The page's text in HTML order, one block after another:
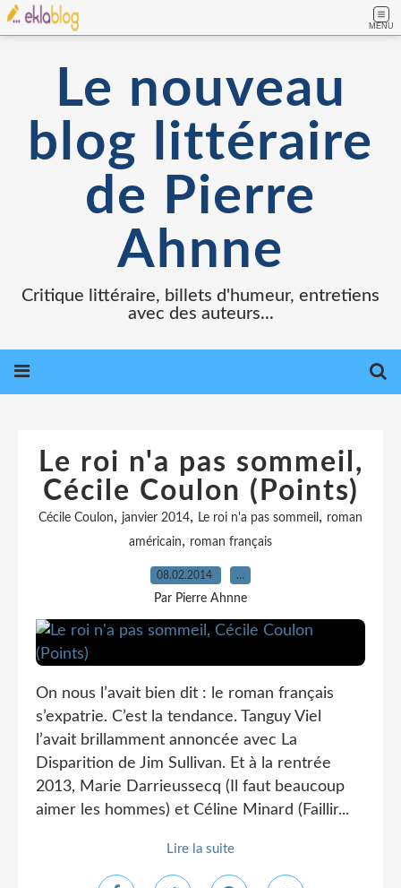
MENU
Le nouveau
blog littéraire
de Pierre
Ahnne
Critique littéraire, billets d'humeur, entretiens
avec des auteurs...
Le roi n'a pas sommeil,
Cécile Coulon (Points)
Cécile Coulon, janvier 2014, Le roi n'a pas sommeil , roman
américain, roman français
08.02.2014 …
Par Pierre Ahnne
On nous l’avait bien dit : le roman français
s’expatrie. C’est la tendance. Tanguy Viel
l’avait brillamment annoncée avec La
Disparition de Jim Sullivan. Et à la rentrée
2013, Marie Darrieussecq (Il faut beaucoup
aimer les hommes) et Céline Minard (Faillir...
Lire la suite